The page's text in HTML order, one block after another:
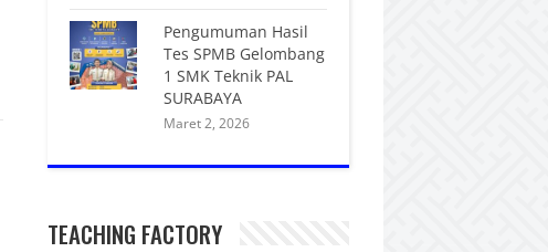
Pengumuman Hasil
Tes SPMB Gelombang
1 SMK Teknik PAL
SURABAYA
Maret 2, 2026
TEACHING FACTORY